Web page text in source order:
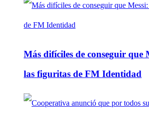
Más difíciles de conseguir que
las figuritas de FM Identidad